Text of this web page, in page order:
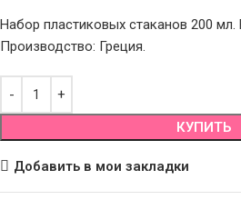
Набор пластиковых стаканов 200 мл.
Производство: Греция.
КУПИТЬ
Добавить в мои закладки